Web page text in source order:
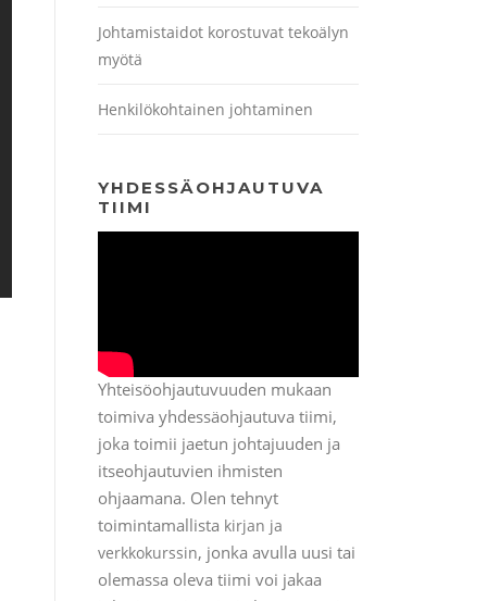
Johtamistaidot korostuvat tekoälyn
myötä
Henkilökohtainen johtaminen
YHDESSÄOHJAUTUVA
TIIMI
Yhteisöohjautuvuuden mukaan
toimiva yhdessäohjautuva tiimi,
joka toimii jaetun johtajuuden ja
itseohjautuvien ihmisten
ohjaamana. Olen tehnyt
toimintamallista kirjan ja
verkkokurssin, jonka avulla uusi tai
olemassa oleva tiimi voi jakaa